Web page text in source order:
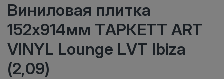
Виниловая плитка
152x914мм ТАРКЕТТ ART
VINYL Lounge LVT Ibiza
(2,09)